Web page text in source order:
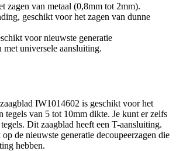
zagen van metaal (0,8mm tot 2mm).
geschikt voor het zagen van dunne
voor nieuwste generatie
met universele aansluiting.
IW1014602 is geschikt voor het
tegels van 5 tot 10mm dikte. Je kunt er zelfs
Dit zaagblad heeft een T-aansluiting.
de nieuwste generatie decoupeerzagen die
hebben.